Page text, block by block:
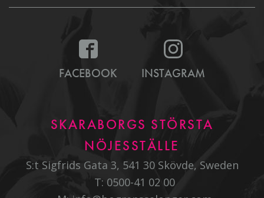
FACEBOOK INSTAGRAM
SKARABORGS STÖRSTA
NÖJESSTÄLLE
S:t Sigfrids Gata 3, 541 30 Skövde, Sweden
T: 0500-41 02 00